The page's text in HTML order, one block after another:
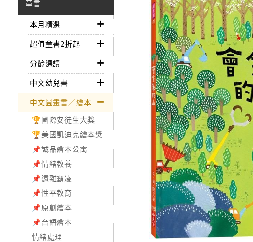
童書
本月精選
超值童書2折起
分齡選讀
中文幼兒書
中文圖畫書／繪本
🏆國際安徒生大獎
🏆美國凱迪克繪本獎
📌誠品繪本公寓
📌情緒教養
📌遠離霸凌
📌性平教育
📌原創繪本
📌台語繪本
情緒處理